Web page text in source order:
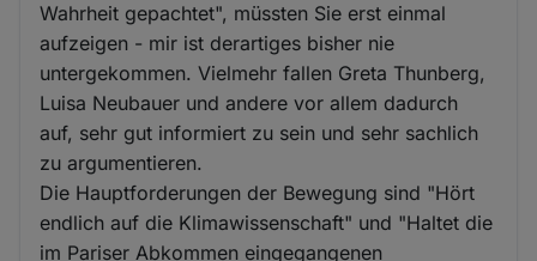
Wahrheit gepachtet", müssten Sie erst einmal
aufzeigen - mir ist derartiges bisher nie
untergekommen. Vielmehr fallen Greta Thunberg,
Luisa Neubauer und andere vor allem dadurch
auf, sehr gut informiert zu sein und sehr sachlich
zu argumentieren.
Die Hauptforderungen der Bewegung sind "Hört
endlich auf die Klimawissenschaft" und "Haltet die
im Pariser Abkommen eingegangenen